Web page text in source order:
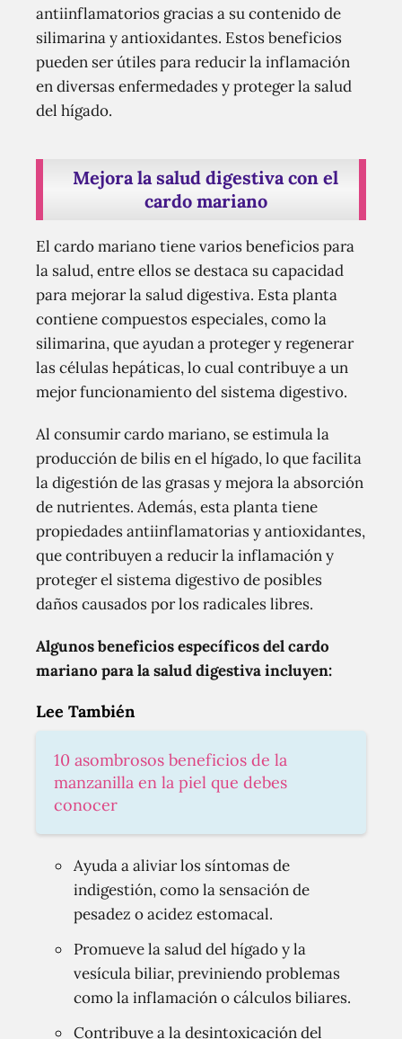
antiinflamatorios gracias a su contenido de
silimarina y antioxidantes. Estos beneficios
pueden ser útiles para reducir la inflamación
en diversas enfermedades y proteger la salud
del hígado.
Mejora la salud digestiva con el
cardo mariano
El cardo mariano tiene varios beneficios para
la salud, entre ellos se destaca su capacidad
para mejorar la salud digestiva. Esta planta
contiene compuestos especiales, como la
silimarina, que ayudan a proteger y regenerar
las células hepáticas, lo cual contribuye a un
mejor funcionamiento del sistema digestivo.
Al consumir cardo mariano, se estimula la
producción de bilis en el hígado, lo que facilita
la digestión de las grasas y mejora la absorción
de nutrientes. Además, esta planta tiene
propiedades antiinflamatorias y antioxidantes,
que contribuyen a reducir la inflamación y
proteger el sistema digestivo de posibles
daños causados por los radicales libres.
Algunos beneficios específicos del cardo
mariano para la salud digestiva incluyen:
Lee También
10 asombrosos beneficios de la
manzanilla en la piel que debes
conocer
Ayuda a aliviar los síntomas de
indigestión, como la sensación de
pesadez o acidez estomacal.
Promueve la salud del hígado y la
vesícula biliar, previniendo problemas
como la inflamación o cálculos biliares.
Contribuye a la desintoxicación del